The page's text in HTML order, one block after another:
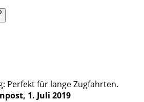
Perfekt für lange Zugfahrten.
1. Juli 2019